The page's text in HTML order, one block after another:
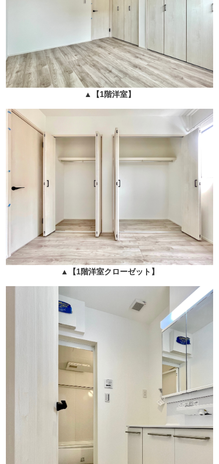
▲ 【1階洋室】
▲ 【1階洋室クローゼット】